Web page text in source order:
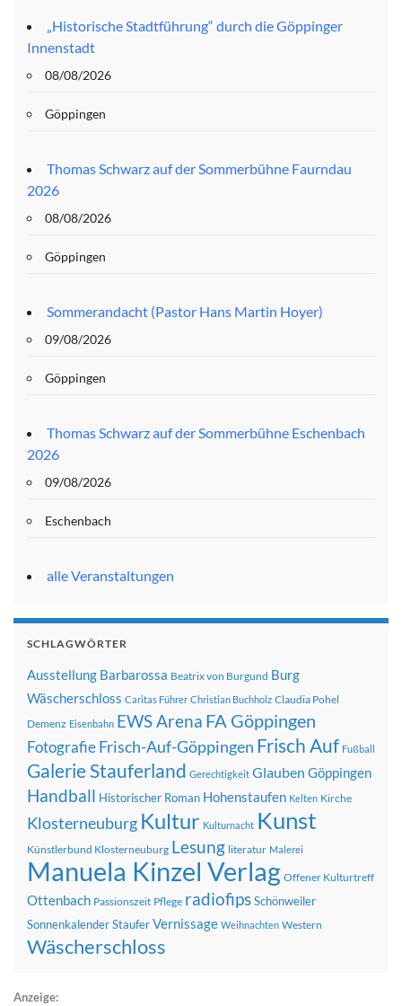
„Historische Stadtführung“ durch die Göppinger
Innenstadt
08/08/2026
Göppingen
Thomas Schwarz auf der Sommerbühne Faurndau
2026
08/08/2026
Göppingen
Sommerandacht (Pastor Hans Martin Hoyer)
09/08/2026
Göppingen
Thomas Schwarz auf der Sommerbühne Eschenbach
2026
09/08/2026
Eschenbach
alle Veranstaltungen
SCHLAGWÖRTER
Ausstellung Barbarossa Beatrix von Burgund Burg
Wäscherschloss Caritas Führer Christian Buchholz Claudia Pohel
Demenz Eisenbahn EWS Arena FA Göppingen
FotografieFrisch-Auf-Göppingen Frisch Auf Fußball
Galerie Stauferland Gerechtigkeit Glauben Göppingen
Handball Historischer Roman Hohenstaufen Kelten Kirche
Klosterneuburg Kultur Kulturnacht Kunst
Künstlerbund Klosterneuburg Lesung literatur Malerei
Manuela Kinzel Verlag Offener Kulturtreff
Ottenbach Passionszeit Pflege radiofipsSchönweiler
SonnenkalenderStauferVernissage Weihnachten Western
Wäscherschloss
Anzeige: